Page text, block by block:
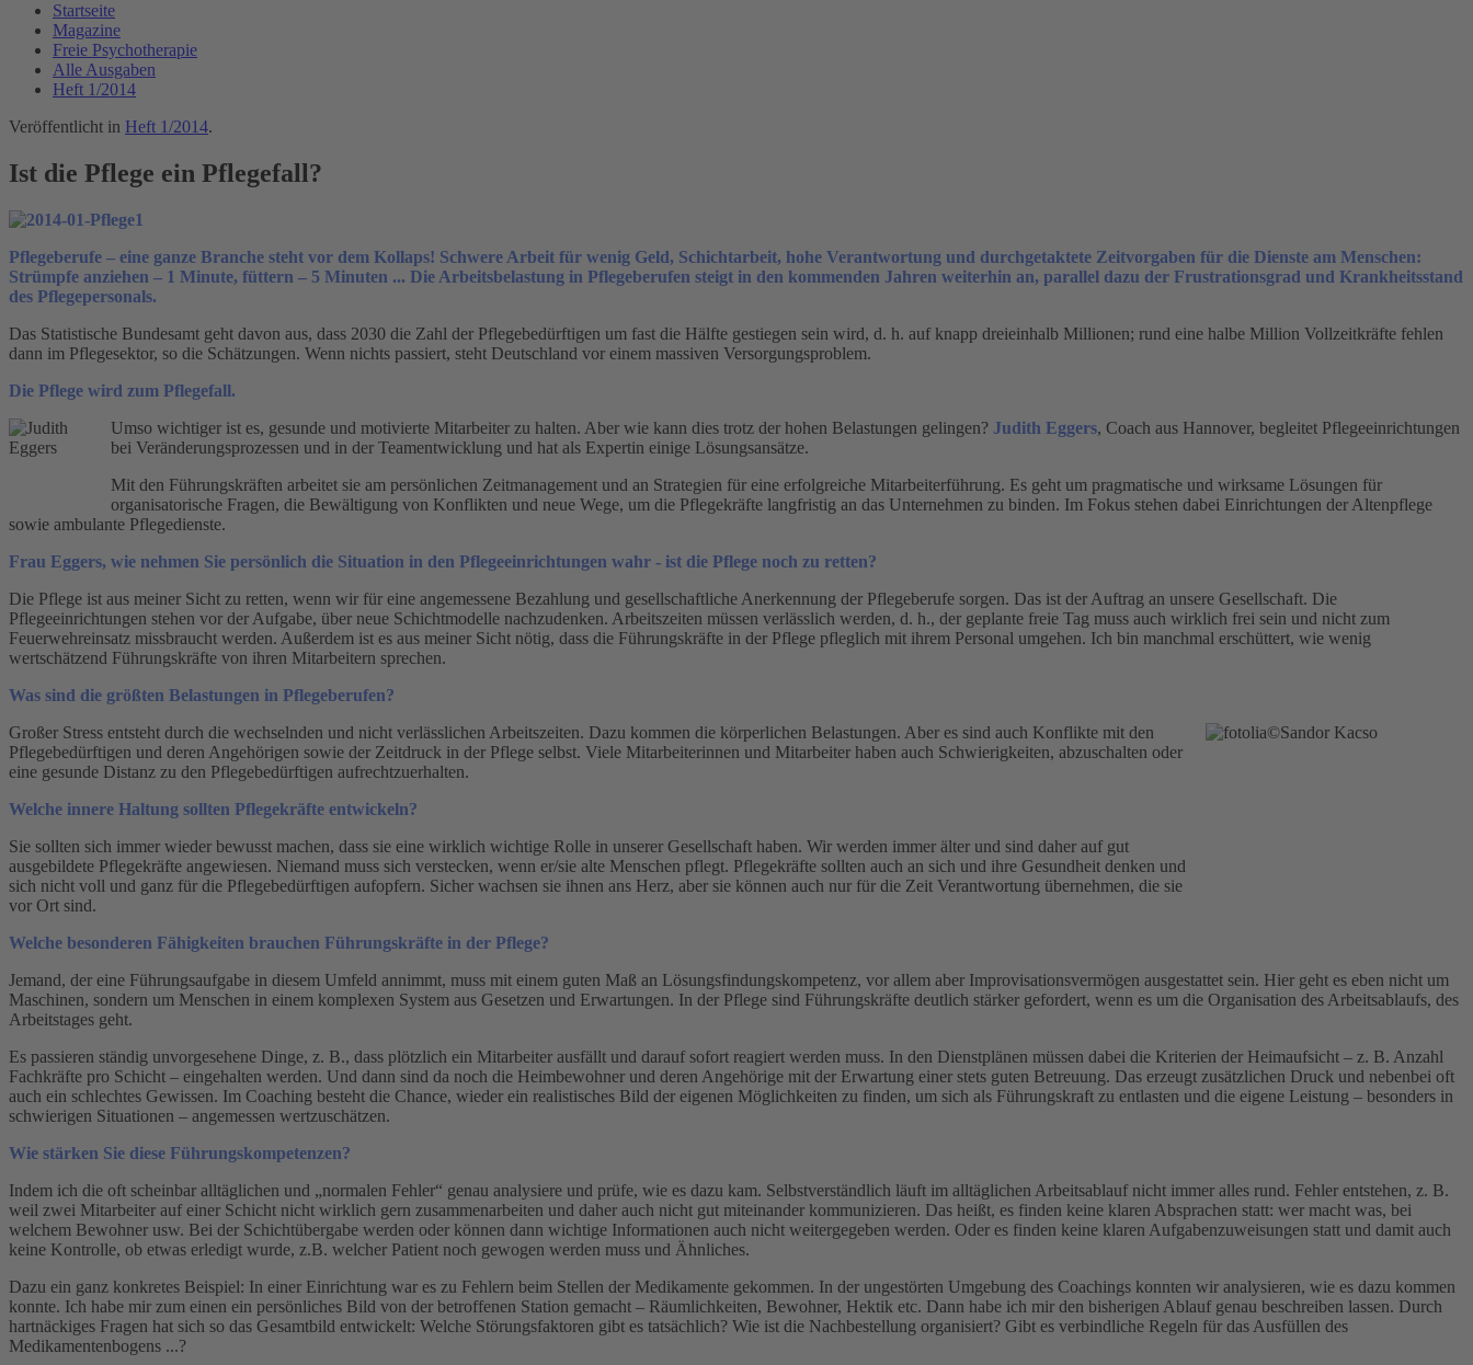
Startseite
Magazine
Freie Psychotherapie
Alle Ausgaben
Heft 1/2014
Veröffentlicht in Heft 1/2014.
Ist die Pflege ein Pflegefall?
Pflegeberufe – eine ganze Branche steht vor dem Kollaps! Schwere Arbeit für wenig Geld, Schichtarbeit, hohe Verantwortung und durchgetaktete Zeitvorgaben für die Dienste am Menschen:
Strümpfe anziehen – 1 Minute, füttern – 5 Minuten ... Die Arbeitsbelastung in Pflegeberufen steigt in den kommenden Jahren weiterhin an, parallel dazu der Frustrationsgrad und Krankheitsstand
des Pflegepersonals.
Das Statistische Bundesamt geht davon aus, dass 2030 die Zahl der Pflegebedürftigen um fast die Hälfte gestiegen sein wird, d. h. auf knapp dreieinhalb Millionen; rund eine halbe Million Vollzeitkräfte fehlen
dann im Pflegesektor, so die Schätzungen. Wenn nichts passiert, steht Deutschland vor einem massiven Versorgungsproblem.
Die Pflege wird zum Pflegefall.
Umso wichtiger ist es, gesunde und motivierte Mitarbeiter zu halten. Aber wie kann dies trotz der hohen Belastungen gelingen? Judith Eggers, Coach aus Hannover, begleitet Pflegeeinrichtungen
bei Veränderungsprozessen und in der Teamentwicklung und hat als Expertin einige Lösungsansätze.
Mit den Führungskräften arbeitet sie am persönlichen Zeitmanagement und an Strategien für eine erfolgreiche Mitarbeiterführung. Es geht um pragmatische und wirksame Lösungen für
organisatorische Fragen, die Bewältigung von Konflikten und neue Wege, um die Pflegekräfte langfristig an das Unternehmen zu binden. Im Fokus stehen dabei Einrichtungen der Altenpflege
sowie ambulante Pflegedienste.
Frau Eggers, wie nehmen Sie persönlich die Situation in den Pflegeeinrichtungen wahr - ist die Pflege noch zu retten?
Die Pflege ist aus meiner Sicht zu retten, wenn wir für eine angemessene Bezahlung und gesellschaftliche Anerkennung der Pflegeberufe sorgen. Das ist der Auftrag an unsere Gesellschaft. Die
Pflegeeinrichtungen stehen vor der Aufgabe, über neue Schichtmodelle nachzudenken. Arbeitszeiten müssen verlässlich werden, d. h., der geplante freie Tag muss auch wirklich frei sein und nicht zum
Feuerwehreinsatz missbraucht werden. Außerdem ist es aus meiner Sicht nötig, dass die Führungskräfte in der Pflege pfleglich mit ihrem Personal umgehen. Ich bin manchmal erschüttert, wie wenig
wertschätzend Führungskräfte von ihren Mitarbeitern sprechen.
Was sind die größten Belastungen in Pflegeberufen?
Großer Stress entsteht durch die wechselnden und nicht verlässlichen Arbeitszeiten. Dazu kommen die körperlichen Belastungen. Aber es sind auch Konflikte mit den
Pflegebedürftigen und deren Angehörigen sowie der Zeitdruck in der Pflege selbst. Viele Mitarbeiterinnen und Mitarbeiter haben auch Schwierigkeiten, abzuschalten oder
eine gesunde Distanz zu den Pflegebedürftigen aufrechtzuerhalten.
Welche innere Haltung sollten Pflegekräfte entwickeln?
Sie sollten sich immer wieder bewusst machen, dass sie eine wirklich wichtige Rolle in unserer Gesellschaft haben. Wir werden immer älter und sind daher auf gut
ausgebildete Pflegekräfte angewiesen. Niemand muss sich verstecken, wenn er/sie alte Menschen pflegt. Pflegekräfte sollten auch an sich und ihre Gesundheit denken und
sich nicht voll und ganz für die Pflegebedürftigen aufopfern. Sicher wachsen sie ihnen ans Herz, aber sie können auch nur für die Zeit Verantwortung übernehmen, die sie
vor Ort sind.
Welche besonderen Fähigkeiten brauchen Führungskräfte in der Pflege?
Jemand, der eine Führungsaufgabe in diesem Umfeld annimmt, muss mit einem guten Maß an Lösungsfindungskompetenz, vor allem aber Improvisationsvermögen ausgestattet sein. Hier geht es eben nicht um
Maschinen, sondern um Menschen in einem komplexen System aus Gesetzen und Erwartungen. In der Pflege sind Führungskräfte deutlich stärker gefordert, wenn es um die Organisation des Arbeitsablaufs, des
Arbeitstages geht.
Es passieren ständig unvorgesehene Dinge, z. B., dass plötzlich ein Mitarbeiter ausfällt und darauf sofort reagiert werden muss. In den Dienstplänen müssen dabei die Kriterien der Heimaufsicht – z. B. Anzahl
Fachkräfte pro Schicht – eingehalten werden. Und dann sind da noch die Heimbewohner und deren Angehörige mit der Erwartung einer stets guten Betreuung. Das erzeugt zusätzlichen Druck und nebenbei oft
auch ein schlechtes Gewissen. Im Coaching besteht die Chance, wieder ein realistisches Bild der eigenen Möglichkeiten zu finden, um sich als Führungskraft zu entlasten und die eigene Leistung – besonders in
schwierigen Situationen – angemessen wertzuschätzen.
Wie stärken Sie diese Führungskompetenzen?
Indem ich die oft scheinbar alltäglichen und „normalen Fehler“ genau analysiere und prüfe, wie es dazu kam. Selbstverständlich läuft im alltäglichen Arbeitsablauf nicht immer alles rund. Fehler entstehen, z. B.
weil zwei Mitarbeiter auf einer Schicht nicht wirklich gern zusammenarbeiten und daher auch nicht gut miteinander kommunizieren. Das heißt, es finden keine klaren Absprachen statt: wer macht was, bei
welchem Bewohner usw. Bei der Schichtübergabe werden oder können dann wichtige Informationen auch nicht weitergegeben werden. Oder es finden keine klaren Aufgabenzuweisungen statt und damit auch
keine Kontrolle, ob etwas erledigt wurde, z.B. welcher Patient noch gewogen werden muss und Ähnliches.
Dazu ein ganz konkretes Beispiel: In einer Einrichtung war es zu Fehlern beim Stellen der Medikamente gekommen. In der ungestörten Umgebung des Coachings konnten wir analysieren, wie es dazu kommen
konnte. Ich habe mir zum einen ein persönliches Bild von der betroffenen Station gemacht – Räumlichkeiten, Bewohner, Hektik etc. Dann habe ich mir den bisherigen Ablauf genau beschreiben lassen. Durch
hartnäckiges Fragen hat sich so das Gesamtbild entwickelt: Welche Störungsfaktoren gibt es tatsächlich? Wie ist die Nachbestellung organisiert? Gibt es verbindliche Regeln für das Ausfüllen des
Medikamentenbogens ...?